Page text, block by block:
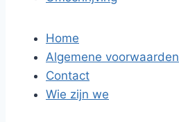
Home
Algemene voorwaarden
Contact
Wie zijn we